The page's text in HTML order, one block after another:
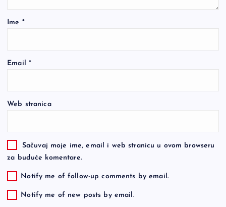
Ime *
Email *
Web stranica
Sačuvaj moje ime, email i web stranicu u ovom browseru
za buduće komentare.
Notify me of follow-up comments by email.
Notify me of new posts by email.